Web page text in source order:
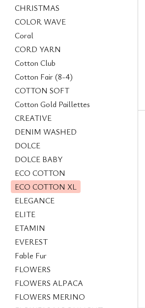
CHRISTMAS
COLOR WAVE
Coral
CORD YARN
Cotton Club
Cotton Fair (8-4)
COTTON SOFT
Cotton Gold Paillettes
CREATIVE
DENIM WASHED
DOLCE
DOLCE BABY
ECO COTTON
ECO COTTON XL
ELEGANCE
ELITE
ETAMIN
EVEREST
Fable Fur
FLOWERS
FLOWERS ALPACA
FLOWERS MERINO